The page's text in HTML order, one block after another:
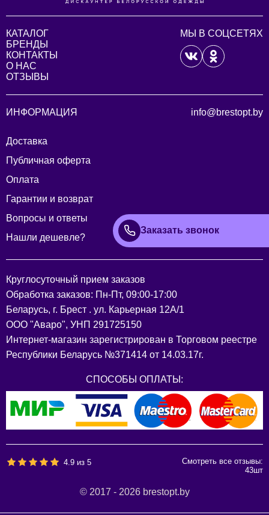
КАТАЛОГ
БРЕНДЫ
КОНТАКТЫ
О НАС
ОТЗЫВЫ
МЫ В СОЦСЕТЯХ
ИНФОРМАЦИЯ
Доставка
Публичная оферта
Оплата
Гарантии и возврат
Вопросы и ответы
Нашли дешевле?
info@brestopt.by
Заказать звонок
Круглосуточный прием заказов
Обработка заказов: Пн-Пт, 09:00-17:00
Беларусь, г. Брест . ул. Карьерная 12А/1
ООО "Аваро", УНП 291725150
Интернет-магазин зарегистрирован в Торговом реестре
Республики Беларусь №371414 от 14.03.17г.
СПОСОБЫ ОПЛАТЫ:
4.9 из5
Смотреть все отзывы:
43шт
© 2017 - 2026 brestopt.by